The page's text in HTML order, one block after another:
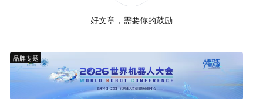
好文章，需要你的鼓励
品牌专题